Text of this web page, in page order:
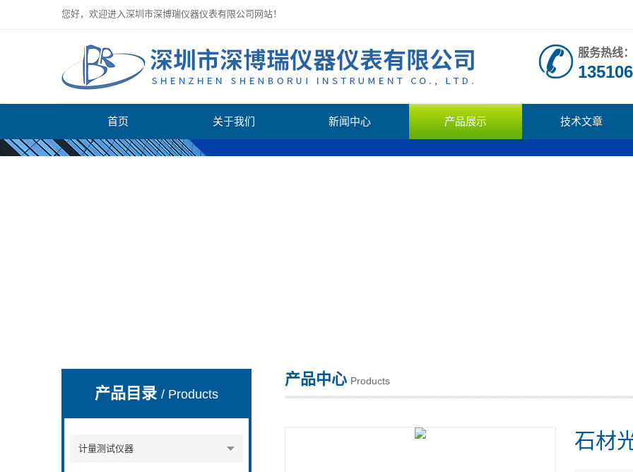
您好，欢迎进入深圳市深博瑞仪器仪表有限公司网站！
深圳市深博瑞仪器仪表有限公司
服务热线：
首页 关于我们 新闻中心 产品展示 技术文章
产品目录/ Products
计量测试仪器
产品中心 Products
石材